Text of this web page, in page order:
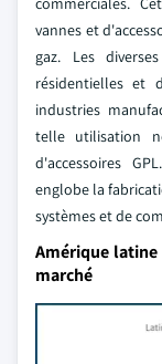
vannes et
gaz. Les
résidentielles et
industries
telle utilisation
d'accessoires
englobe la
systèmes et de
Amérique latine
marché